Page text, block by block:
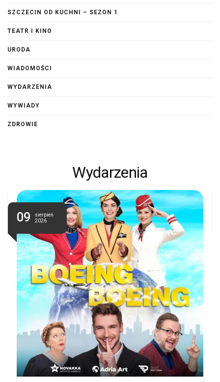
SZCZECIN OD KUCHNI – SEZON 1
TEATR I KINO
URODA
WIADOMOŚCI
WYDARZENIA
WYWIADY
ZDROWIE
Wydarzenia
09
sierpień
2026